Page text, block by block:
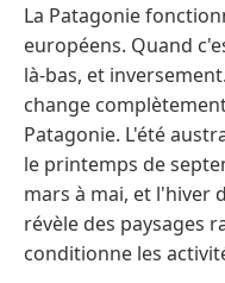
La Patagonie
européens. Quand
là-bas, et
change
Patagonie. L'été
le printemps de
mars à mai, et l'hiver
révèle des paysages
conditionne les